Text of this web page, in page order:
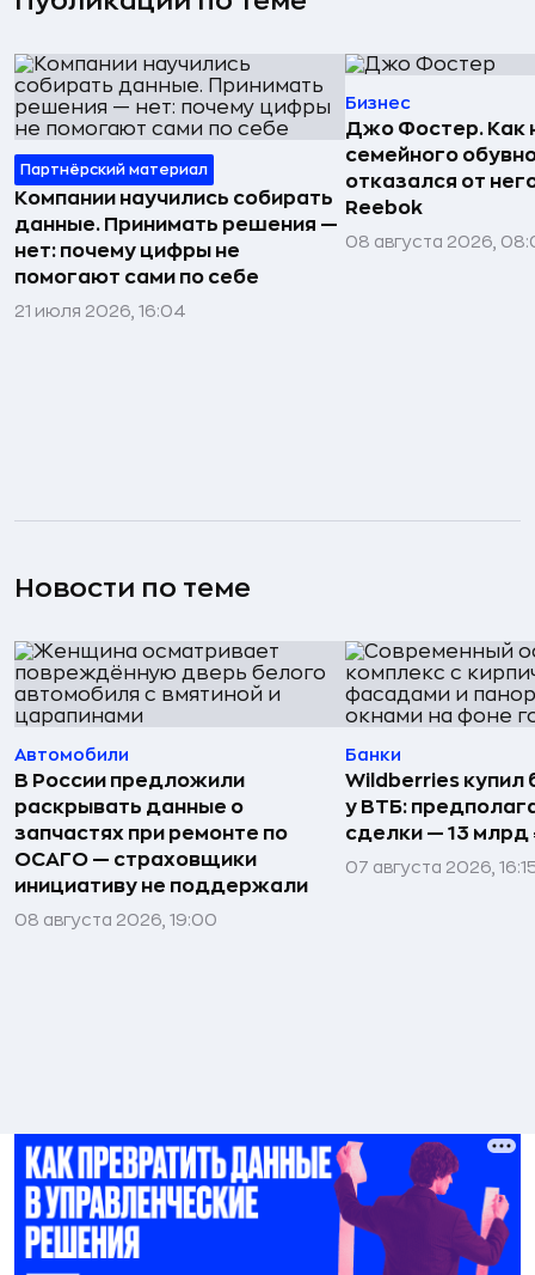
Партнёрский материал
Компании научились собирать
данные. Принимать решения —
нет: почему цифры не
помогают сами по себе
21 июля 2026, 16:04
Бизнес
Джо Фостер. Как
семейного
отказался от
Reebok
08 августа 2026,
Новости по теме
Автомобили
В России предложили
раскрывать данные о
запчастях при ремонте по
ОСАГО — страховщики
инициативу не поддержали
08 августа 2026, 19:00
Банки
Wildberries купил
у ВТБ:
сделки — 13 млрд
07 августа 2026,